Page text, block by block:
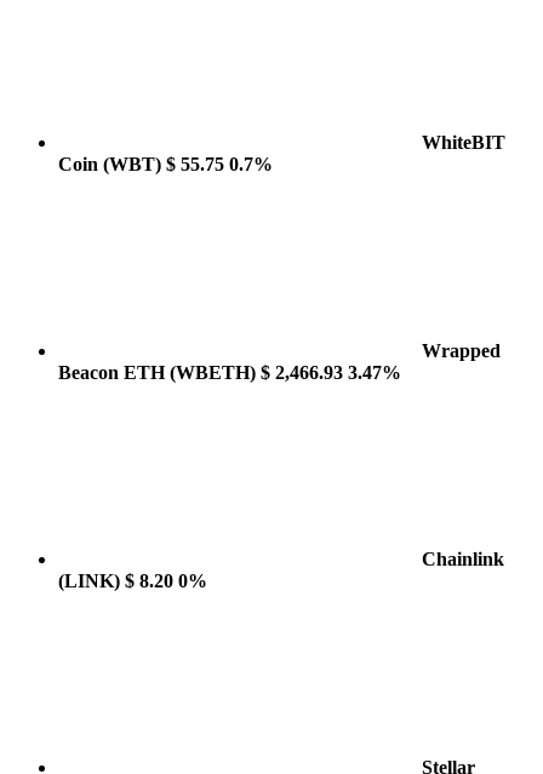
WhiteBIT
Coin (WBT) $ 55.75 0.7%
Wrapped
Beacon ETH(WBETH) $ 2,466.93 3.47%
Chainlink
(LINK) $ 8.20 0%
Stellar